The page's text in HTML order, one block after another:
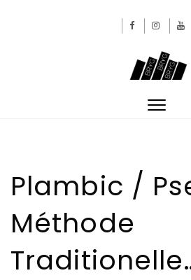
Toggle
Plambic /
Méthode